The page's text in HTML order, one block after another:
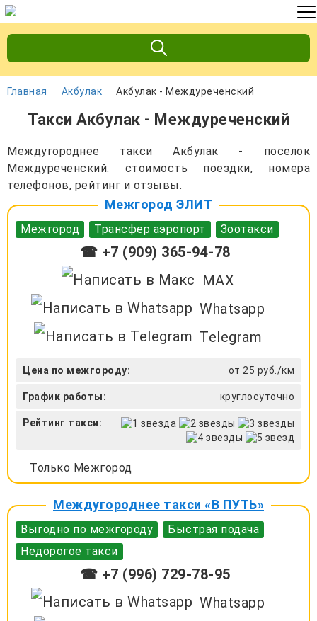
Главная Акбулак Акбулак - Междуреченский
Такси Акбулак - Междуреченский
Междугороднее такси Акбулак - поселок
Междуреченский: стоимость поездки, номера
телефонов, рейтинг и отзывы.
Межгород ЭЛИТ
Межгород Трансфер аэропорт Зоотакси
☎ +7 (909) 365-94-78
MAX
Whatsapp
Telegram
Цена по межгороду: от 25 руб./км
График работы: круглосуточно
Рейтинг такси:
Только Межгород
Междугороднее такси «В ПУТЬ»
Выгодно по межгороду
Быстрая подача
Недорогое такси
☎ +7 (996) 729-78-95
Whatsapp